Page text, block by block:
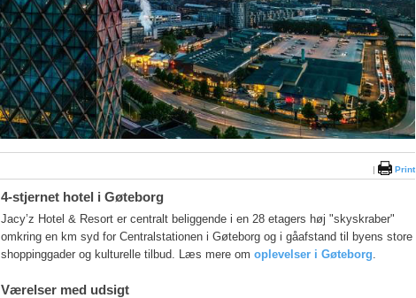
| Print
4-stjernet hotel i Gøteborg
Jacy’z Hotel & Resort er centralt beliggende i en 28 etagers høj "skyskraber"
omkring en km syd for Centralstationen i Gøteborg og i gåafstand til byens store
shoppinggader og kulturelle tilbud. Læs mere om oplevelser i Gøteborg
Værelser med udsigt